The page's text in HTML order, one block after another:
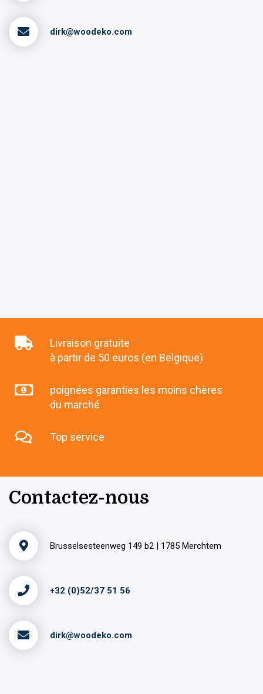
dirk@woodeko.com
Livraison gratuite
à partir de 50 euros (en Belgique)
poignées garanties les moins chères
du marché
Top service
Contactez-nous
Brusselsesteenweg 149 b2 | 1785 Merchtem
+32 (0)52/37 51 56
dirk@woodeko.com